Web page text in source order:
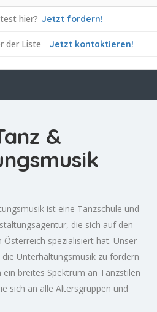
hier? Jetzt fordern!
der Liste Jetzt kontaktieren!
&
ist eine Tanzschule und
die sich auf den
spezialisiert hat. Unser
Unterhaltungsmusik zu fördern
ein breites Spektrum an Tanzstilen
sich an alle Altersgruppen und